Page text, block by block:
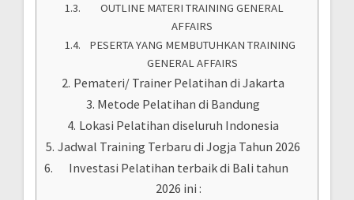
OUTLINE MATERI TRAINING GENERAL
AFFAIRS
PESERTA YANG MEMBUTUHKAN TRAINING
GENERAL AFFAIRS
Pemateri/ Trainer Pelatihan di Jakarta
Metode Pelatihan di Bandung
Lokasi Pelatihan diseluruh Indonesia
Jadwal Training Terbaru di Jogja Tahun 2026
Investasi Pelatihan terbaik di Bali tahun
2026 ini :